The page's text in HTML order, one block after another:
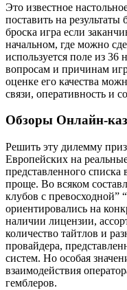
Это известное
поставить на результаты
броска игра если
начальном, где можно
используется поле из 36
вопросам и причинам
оценке его качества
связи, оперативность и
Обзоры Онлайн-
Решить эту дилемму
Европейских на
представленного списка
проще. Во всяком
клубов с превосходной”
ориентировались на
наличии лицензии,
количество тайтлов и
провайдера,
систем. Но особая
взаимодействия
гемблеров.